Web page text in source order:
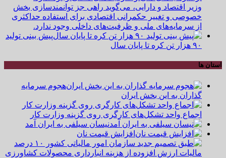
وزیر اقتصاد و دارایی، می‌گوید راهی جز توانمندسازی بخش
خصوصی و تغییر حکمرانی اقتصادی برای استفاده حداکثری
از سرمایه‌های ملی و ظرفیت‌های داخلی وجود ندارد.
پیش بینی تولید
۹۰ هزار تن کره تا پایان سال
استان ها
هجوم سرمایه
گذاران به این بخش ایران
اجماع واحد تشکل‌های کارگری روی گزینه وزارت کار
نیسان سیلفی به ایران آمد
افزایش قیمت نان